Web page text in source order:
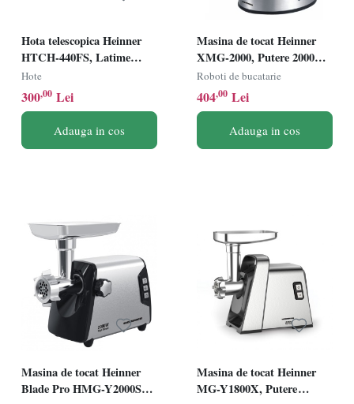
Hota telescopica Heinner
HTCH-440FS, Latime
60cm, Putere de absorbtie
325mc/h, 1 motor, Inox
Hote
300,00 Lei
Adauga in cos
Masina de tocat Heinner
XMG-2000, Putere 2000W,
Capacitate de tocare:
2kg/min, Cutit din inox,
Functie reverse, Accesoriu
pentru kibbe si carnati,
Aluminiu
Roboti de bucatarie
404,00 Lei
Adauga in cos
Masina de tocat Heinner
Blade Pro HMG-Y2000SS,
Masina de tocat Heinner
MG-Y1800X, Putere